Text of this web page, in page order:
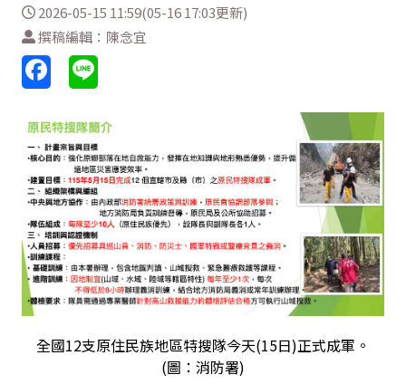
2026-05-15 11:59(05-16 17:03更新)
撰稿編輯：陳念宜
全國12支原住民族地區特搜隊今天(15日)正式成軍。
(圖：消防署)